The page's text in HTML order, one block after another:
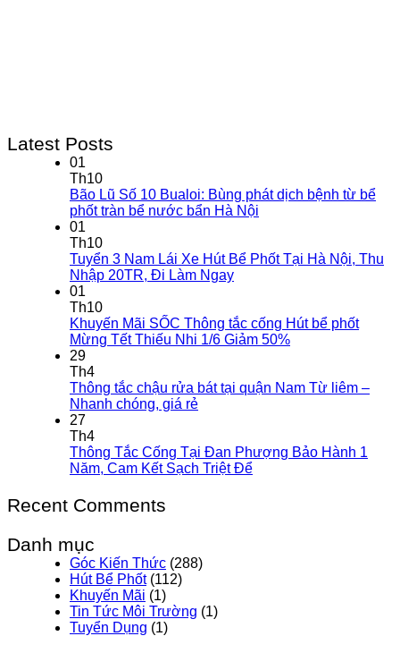
Latest Posts
01
Th10
Bão Lũ Số 10 Bualoi: Bùng phát dịch bệnh từ bể
phốt tràn bể nước bẩn Hà Nội
01
Th10
Tuyển 3 Nam Lái Xe Hút Bể Phốt Tại Hà Nội, Thu
Nhập 20TR, Đi Làm Ngay
01
Th10
Khuyến Mãi SỐC Thông tắc cống Hút bể phốt
Mừng Tết Thiếu Nhi 1/6 Giảm 50%
29
Th4
Thông tắc chậu rửa bát tại quận Nam Từ liêm –
Nhanh chóng, giá rẻ
27
Th4
Thông Tắc Cống Tại Đan Phượng Bảo Hành 1
Năm, Cam Kết Sạch Triệt Để
Recent Comments
Danh mục
Góc Kiến Thức (288)
Hút Bể Phốt(112)
Khuyến Mãi (1)
Tin Tức Môi Trường (1)
Tuyển Dụng (1)